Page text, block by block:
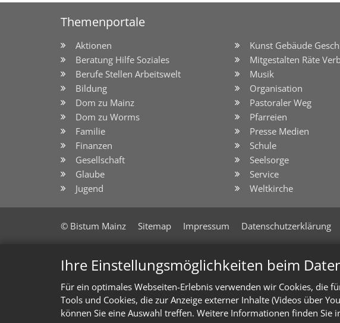
Ihre Einstellungsmöglichkeiten beim
Für ein optimales Webseiten-Erlebnis verwenden wir Cookies, die
Tools und Cookies, die zur Anzeige externer Inhalte (Videos über
können Sie eine Auswahl treffen. Weitere Informationen finden Sie
Themenportale
Aktionen
Beratung Hilfe Soziales
Berufe Stellen Arbeitswelt
Bildung
Dom zu Mainz
Dom zu Worms
Familie
Finanzen
Gesellschaft
Glaube
Jugend
Kunst Gebäude
Mitgestalten Räte
Musik
Organisation
Pastoraler Weg
Pfarreien
Presse Medien
Schule
Seelsorge
Service
Weltkirche
© Bistum Mainz Sitemap Impressum Datenschutzerklärung